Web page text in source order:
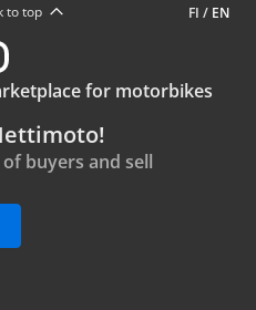
FI / EN
to top
for motorbikes
buyers and sell